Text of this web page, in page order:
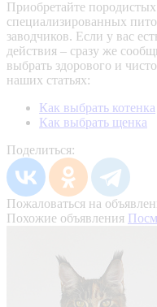
Приобретайте
специализированных
заводчиков. Если у вас
действия – сразу же
выбрать здорового и
наших статьях:
Как выбрать котенка
Как выбрать щенка
Поделиться:
Пожаловаться на
Похожие объявления